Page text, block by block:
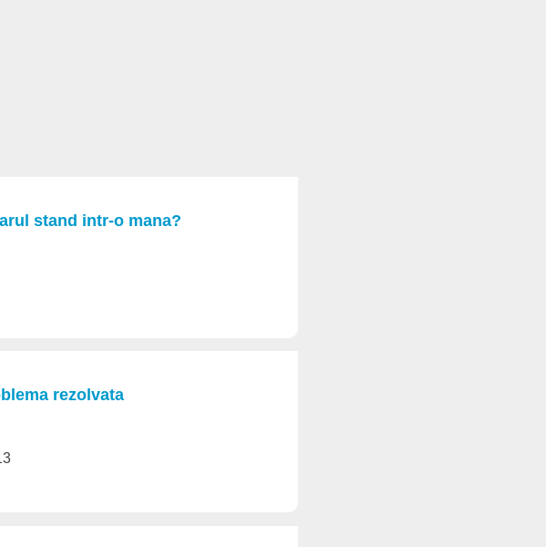
stand intr-o mana?
rezolvata